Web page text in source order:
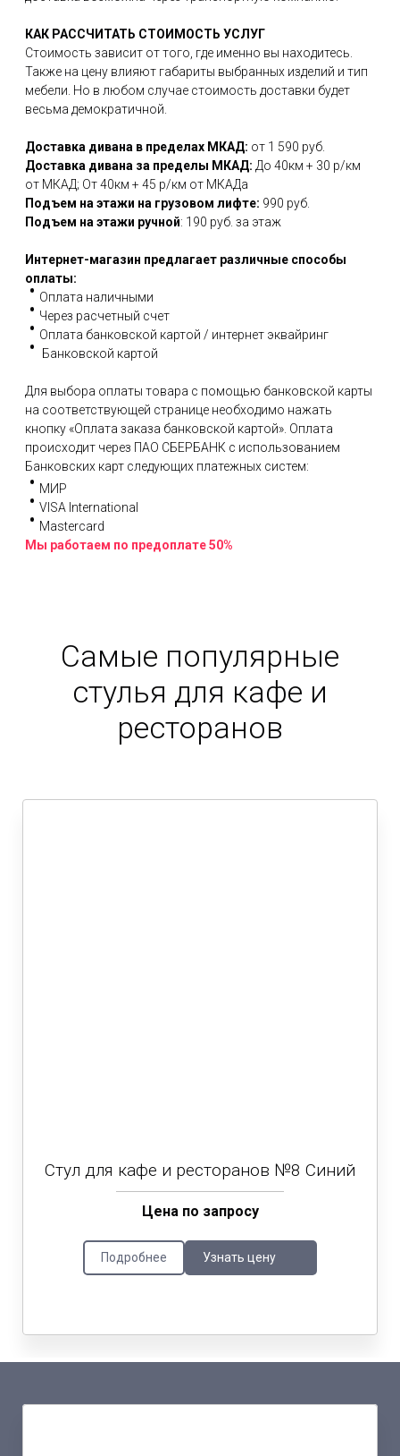
КАК РАССЧИТАТЬ СТОИМОСТЬ УСЛУГ
Стоимость зависит от того, где именно вы находитесь.
Также на цену влияют габариты выбранных изделий и тип
мебели. Но в любом случае стоимость доставки будет
весьма демократичной.
Доставка дивана в пределах МКАД: от 1 590 руб.
Доставка дивана за пределы МКАД: До 40км + 30 р/км
от МКАД; От 40км + 45 р/км от МКАДа
Подъем на этажи на грузовом лифте: 990 руб.
Подъем на этажи ручной: 190 руб. за этаж
Интернет-магазин предлагает различные способы
оплаты:
Оплата наличными
Через расчетный счет
Оплата банковской картой / интернет эквайринг
Банковской картой
Для выбора оплаты товара с помощью банковской карты
на соответствующей странице необходимо нажать
кнопку «Оплата заказа банковской картой». Оплата
происходит через ПАО СБЕРБАНК с использованием
Банковских карт следующих платежных систем:
МИР
VISA International
Mastercard
Мы работаем по предоплате 50%
Самые популярные
стулья для кафе и
ресторанов
Стул для кафе и ресторанов №8 Синий
Цена по запросу
Подробнее Узнать цену